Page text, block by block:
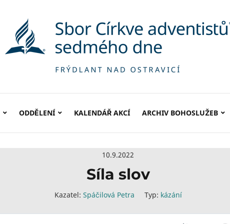
ODDĚLENÍ KALENDÁŘ AKCÍ ARCHIV BOHOSLUŽEB
10.9.2022
Síla slov
Kazatel: Spáčilová Petra Typ: kázání